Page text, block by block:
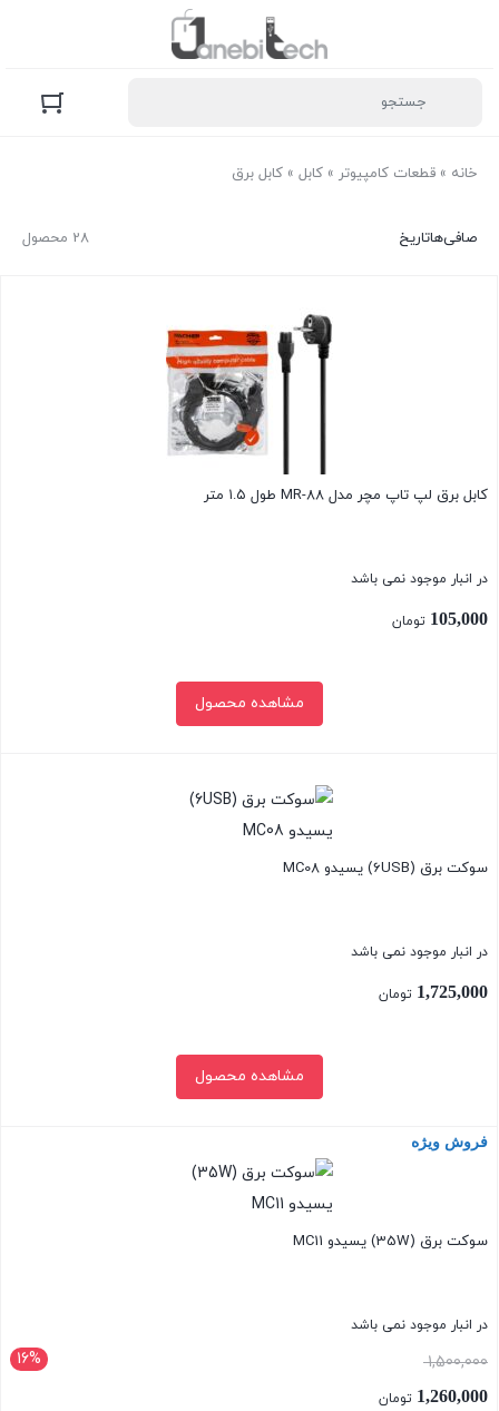
خانه » قطعات کامپیوتر » کابل » کابل برق
28 محصول صافی‌هاتاریخ
کابل برق لپ تاپ مچر مدل MR-88 طول ۱.۵ متر
در انبار موجود نمی باشد
105,000 تومان
مشاهده محصول
سوکت برق (6USB) یسیدو MC08
در انبار موجود نمی باشد
1,725,000 تومان
مشاهده محصول
بستن
فروش ویژه
سوکت برق (35W) یسیدو MC11
در انبار موجود نمی باشد
16% 1,500,000قیمت
اصلی:1,260,000 تومان